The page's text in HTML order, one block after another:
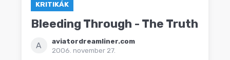
KRITIKÁK
Bleeding Through - The Truth
A
aviatordreamliner.com
2006. november 27.